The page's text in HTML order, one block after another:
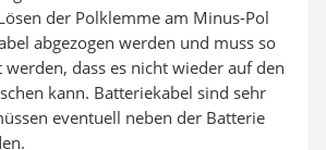
der Polklemme am Minus-Pol
abgezogen werden und muss so
dass es nicht wieder auf den
kann. Batteriekabel sind sehr
eventuell neben der Batterie